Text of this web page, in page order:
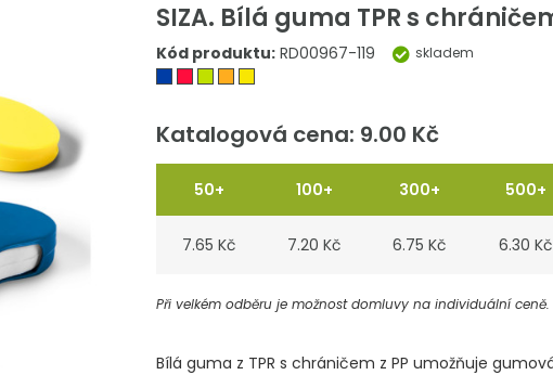
SIZA. Bílá guma TPR s
Kód produktu: RD00967-119 skladem
Katalogová cena: 9.00 Kč
50+ 100+ 300+ 500+
7.65 Kč 7.20 Kč 6.75 Kč 6.30 Kč
Při velkém odběru je možnost domluvy na individuální ceně.
Bílá guma z TPR s chráničem z PP umožňuje